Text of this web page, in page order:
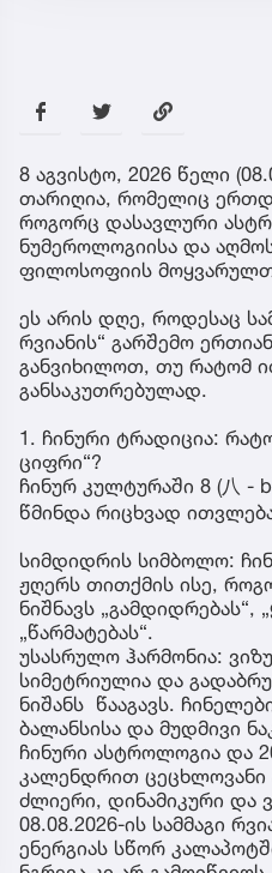
8 აგვისტო, 2026 წელი
თარიღია, რომელიც
როგორც დასავლური
ნუმეროლოგიისა და
ფილოსოფიის
ეს არის დღე, როდესაც
რვიანის“ გარშემო
განვიხილოთ, თუ რატომ
განსაკუთრებულად.
1. ჩინური ტრადიცია:
ციფრი“?
ჩინურ კულტურაში 8 (八 -
წმინდა რიცხვად
სიმდიდრის სიმბოლო:
ჟღერს თითქმის ისე,
ნიშნავს „გამდიდრებას“,
„წარმატებას“.
უსასრულო ჰარმონია:
სიმეტრიულია და
ნიშანს წააგავს.
ბალანსისა და მუდმივი
ჩინური ასტროლოგია და
კალენდრით ცეცხლოვანი
ძლიერი, დინამიკური და
08.08.2026-ის სამმაგი
ენერგიას სწორ